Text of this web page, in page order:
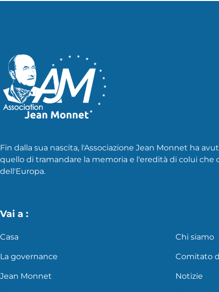
Fin dalla sua nascita, l'Associazione Jean Monnet ha
quello di tramandare la memoria e l'eredità di colui che
dell'Europa.
Vai a :
Casa Chi siamo
La governance Comitato
Jean Monnet Notizie